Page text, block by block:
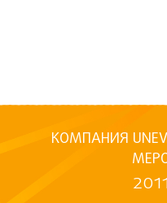
КОМПАНИЯ